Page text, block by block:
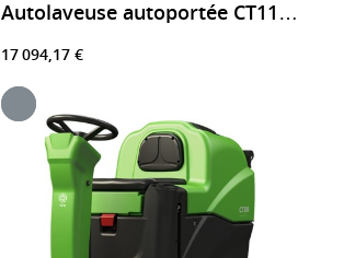
Autolaveuse autoportée CT110 haute performance
17 094,17 €